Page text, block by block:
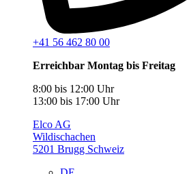
+41 56 462 80 00
Erreichbar Montag bis Freitag
8:00 bis 12:00 Uhr
13:00 bis 17:00 Uhr
Elco AG
Wildischachen
5201 Brugg Schweiz